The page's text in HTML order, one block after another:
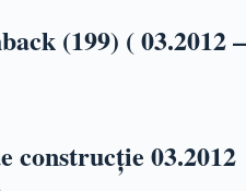
(199) ( 03.2012 –
construcție 03.2012